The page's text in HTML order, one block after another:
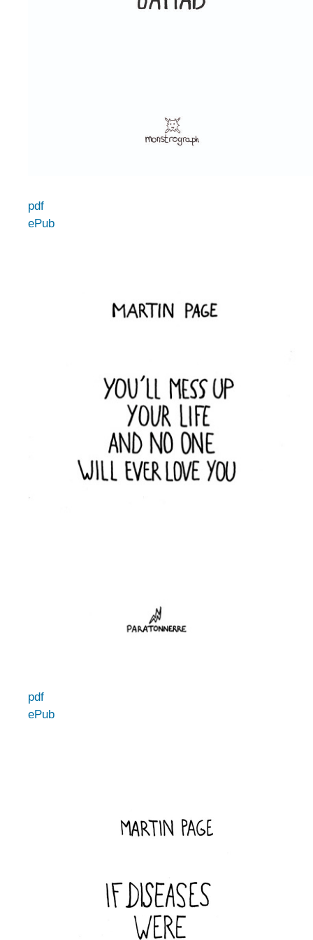
pdf
ePub
pdf
ePub